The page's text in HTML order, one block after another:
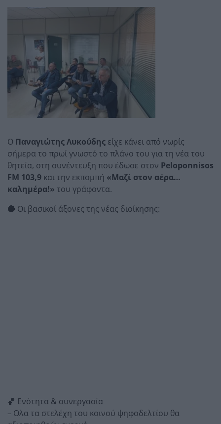
Ο Παναγιώτης Λυκούδης είχε κάνει από νωρίς
σήμερα το πρωί γνωστό το πλάνο του για τη νέα του
θητεία, στη συνέντευξη που έδωσε στον Peloponnisos
FM 103,9 και την εκπομπή «Μαζί στον αέρα…
καλημέρα!» του γράφοντα.
🔵 Οι βασικοί άξονες της νέας διοίκησης:
🏀 Ενότητα & συνεργασία
– Ολα τα στελέχη του κοινού ψηφοδελτίου θα